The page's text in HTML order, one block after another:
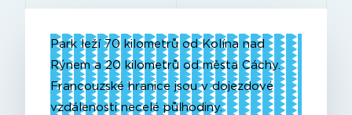
Park leží 70 kilometrů od Kolína nad
Rýnem a 20 kilometrů od města Cáchy.
Francouzské hranice jsou v dojezdové
vzdálenosti necelé půlhodiny.